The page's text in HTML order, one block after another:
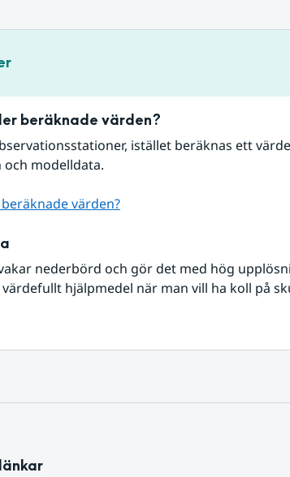
beräknade värden?
istället beräknas ett
modelldata.
värden?
nederbörd och gör det med hög
hjälpmedel när man vill ha koll på